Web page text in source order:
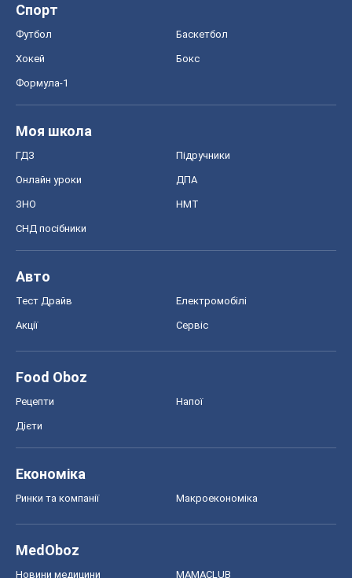
Спорт
Футбол Баскетбол
Хокей Бокс
Формула-1
Моя школа
ГДЗ Підручники
Онлайн уроки ДПА
ЗНО НМТ
СНД посібники
Авто
Тест Драйв Електромобілі
Акції Сервіс
Food Oboz
Рецепти Напої
Дієти
Економіка
Ринки та компанії Макроекономіка
MedOboz
Новини медицини MAMACLUB